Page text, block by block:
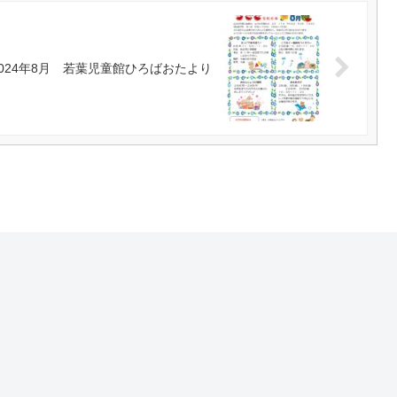
年8月 若葉児童館ひろばおたより